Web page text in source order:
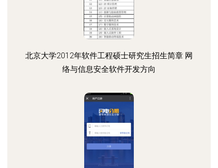
北京大学2012年软件工程硕士研究生招生简章 网
络与信息安全软件开发方向